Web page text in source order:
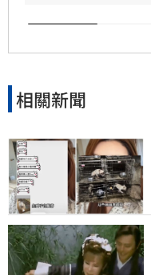
相關新聞